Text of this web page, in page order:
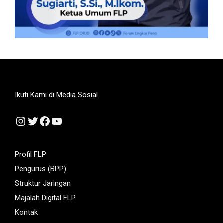
Ikuti Kami di Media Sosial
Instagram
Twitter
Facebook
YouTube
Profil FLP
Pengurus (BPP)
Struktur Jaringan
Majalah Digital FLP
Kontak